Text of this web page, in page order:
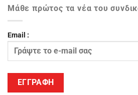
Μάθε πρώτος τα νέα του
Email :